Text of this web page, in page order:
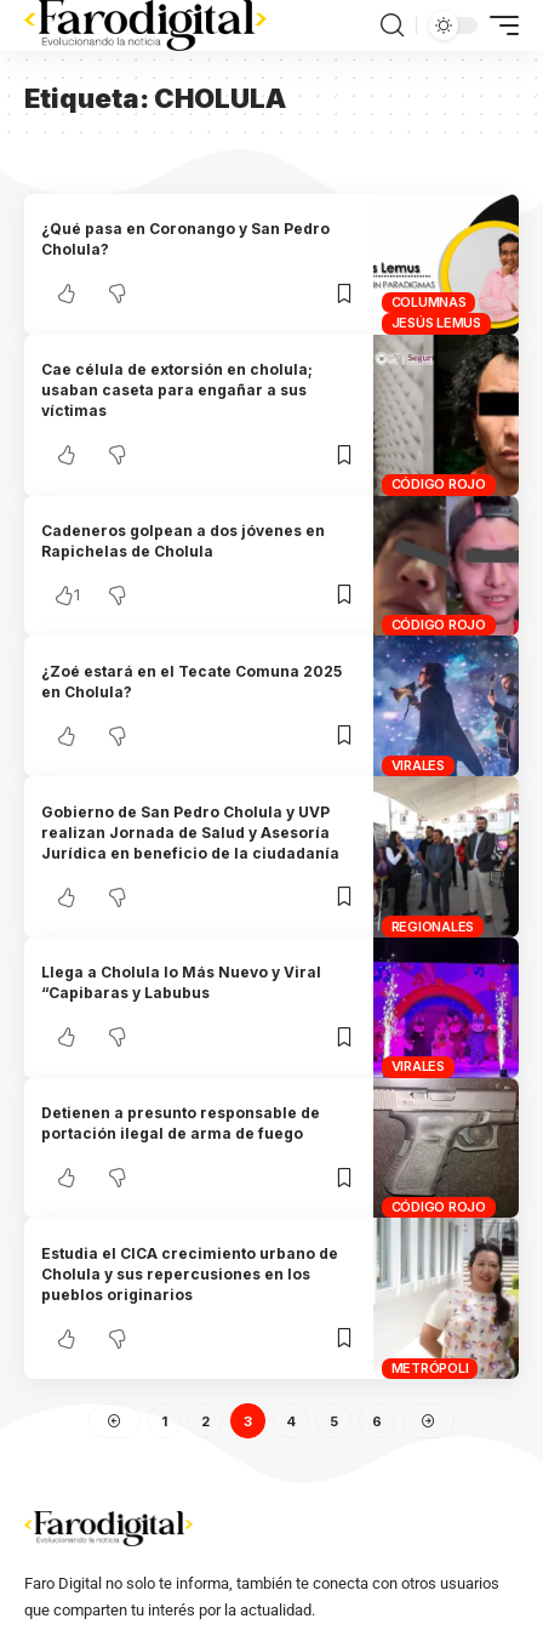
Etiqueta:CHOLULA
COLUMNAS
JESÚS LEMUS
¿Qué pasa en Coronango y San Pedro
Cholula?
CÓDIGO ROJO
Cae célula de extorsión en cholula;
usaban caseta para engañar a sus
víctimas
CÓDIGO ROJO
Cadeneros golpean a dos jóvenes en
Rapichelas de Cholula
1
VIRALES
¿Zoé estará en el Tecate Comuna 2025
en Cholula?
REGIONALES
Gobierno de San Pedro Cholula y UVP
realizan Jornada de Salud y Asesoría
Jurídica en beneficio de la ciudadanía
VIRALES
Llega a Cholula lo Más Nuevo y Viral
“Capibaras y Labubus
CÓDIGO ROJO
Detienen a presunto responsable de
portación ilegal de arma de fuego
METRÓPOLI
Estudia el CICA crecimiento urbano de
Cholula y sus repercusiones en los
pueblos originarios
1 2 3 4 5 6
Faro Digital no solo te informa, también te conecta con otros usuarios
que comparten tu interés por la actualidad.